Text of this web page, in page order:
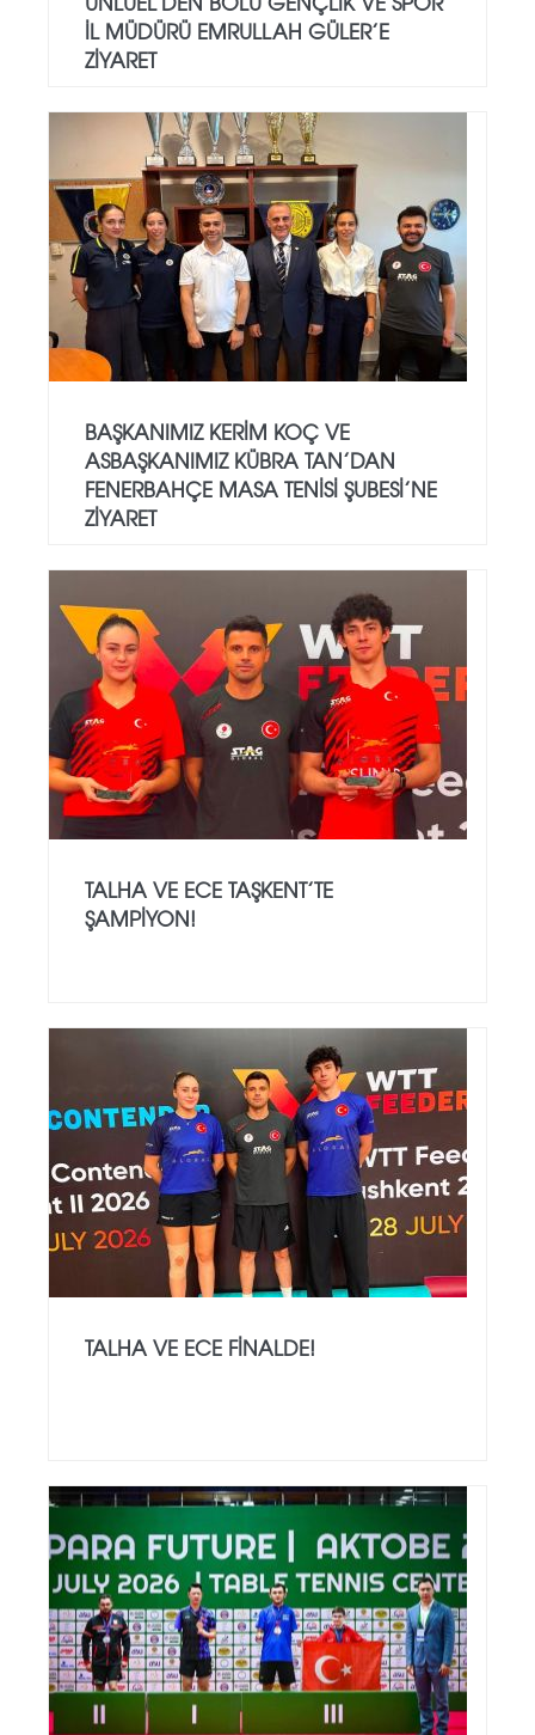
İL MÜDÜRÜ EMRULLAH GÜLER’E
ZIYARET
BAŞKANIMIZ KERIM KOÇ VE
ASBAŞKANIMIZ KÜBRA TAN’DAN
FENERBAHÇE MASA TENISI ŞUBESI’NE
ZIYARET
TALHA VE ECE TAŞKENT’TE
ŞAMPIYON!
TALHA VE ECE FINALDE!